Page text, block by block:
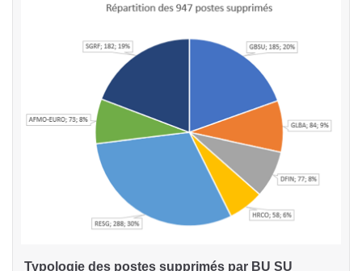
Typologie des postes supprimés par BU SU